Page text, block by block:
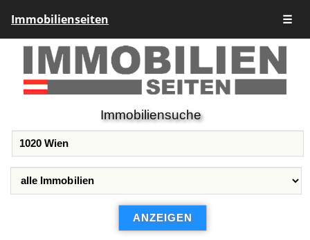
Immobilienseiten ☰
Immobiliensuche